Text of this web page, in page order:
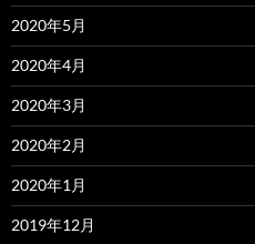
2020年5月
2020年4月
2020年3月
2020年2月
2020年1月
2019年12月